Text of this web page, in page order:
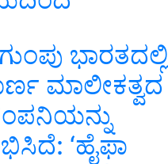
ಭಾರತದಲ್ಲಿ
ಮಾಲೀಕತ್ವದ
‘ಹೈಫಾ